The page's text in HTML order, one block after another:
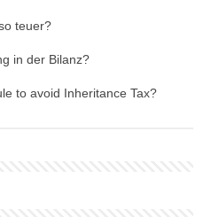
teuer?
in der Bilanz?
to avoid Inheritance Tax?